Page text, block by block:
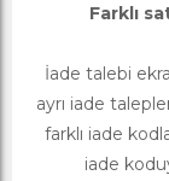
Farklı
İade talebi
ayrı iade
farklı iade
iade